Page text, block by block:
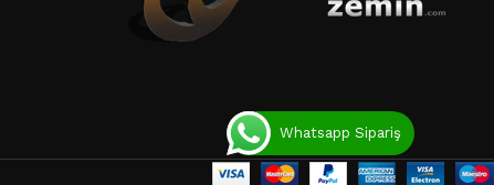
Whatsapp Sipariş